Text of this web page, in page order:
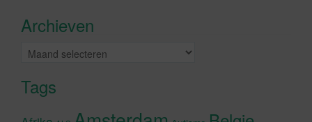
Archieven
Archieven
Tags